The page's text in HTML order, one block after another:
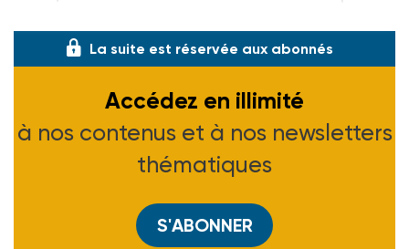
La suite est réservée aux abonnés
Accédez en illimité
à nos contenus et à nos newsletters
thématiques
S'ABONNER